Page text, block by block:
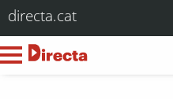
directa.cat